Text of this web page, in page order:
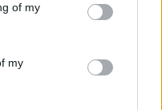
of my
my